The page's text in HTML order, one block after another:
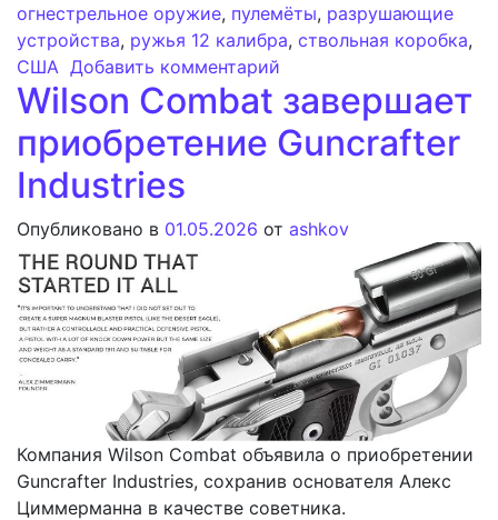
огнестрельное оружие, пулемёты, разрушающие
устройства, ружья 12 калибра, ствольная коробка,
США Добавить комментарий
Wilson Combat завершает
приобретение Guncrafter
Industries
Опубликовано в 01.05.2026 от ashkov
Компания Wilson Combat объявила о приобретении
Guncrafter Industries, сохранив основателя Алекс
Циммерманна в качестве советника.